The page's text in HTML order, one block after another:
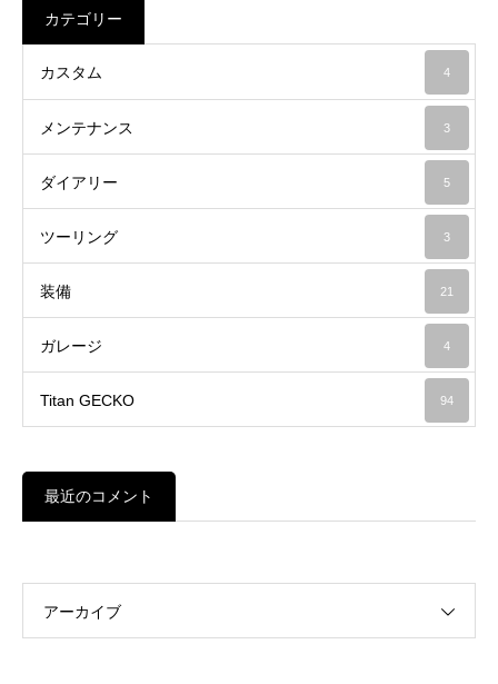
カテゴリー
カスタム 4
メンテナンス 3
ダイアリー 5
ツーリング 3
装備 21
ガレージ 4
Titan GECKO 94
最近のコメント
アーカイブ